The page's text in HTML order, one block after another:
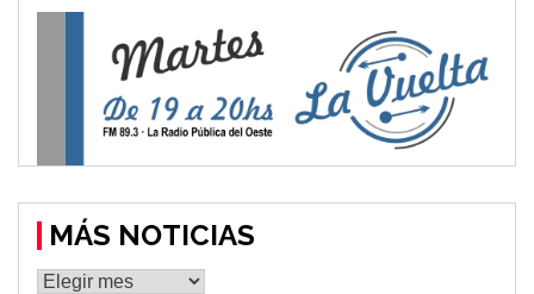
MÁS NOTICIAS
MÁS